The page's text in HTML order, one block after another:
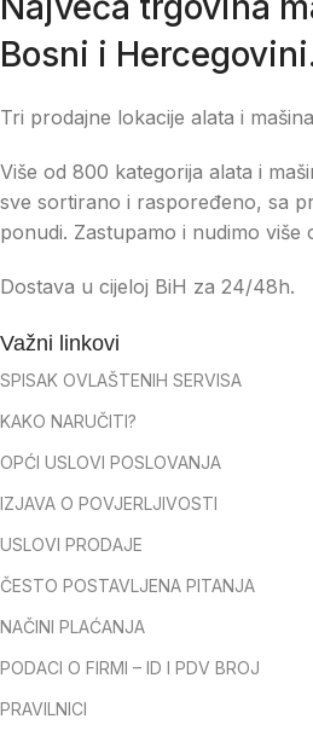
Bosni i
Tri prodajne lokacije alata i
Više od 800 kategorija alata i
sve sortirano i raspoređeno, sa
ponudi. Zastupamo i nudimo više
Dostava u cijeloj BiH za 24/48h.
Važni linkovi
SPISAK OVLAŠTENIH SERVISA
KAKO NARUČITI?
OPĆI USLOVI POSLOVANJA
IZJAVA O POVJERLJIVOSTI
USLOVI PRODAJE
ČESTO POSTAVLJENA PITANJA
NAČINI PLAĆANJA
PODACI O FIRMI – ID I PDV BROJ
PRAVILNICI